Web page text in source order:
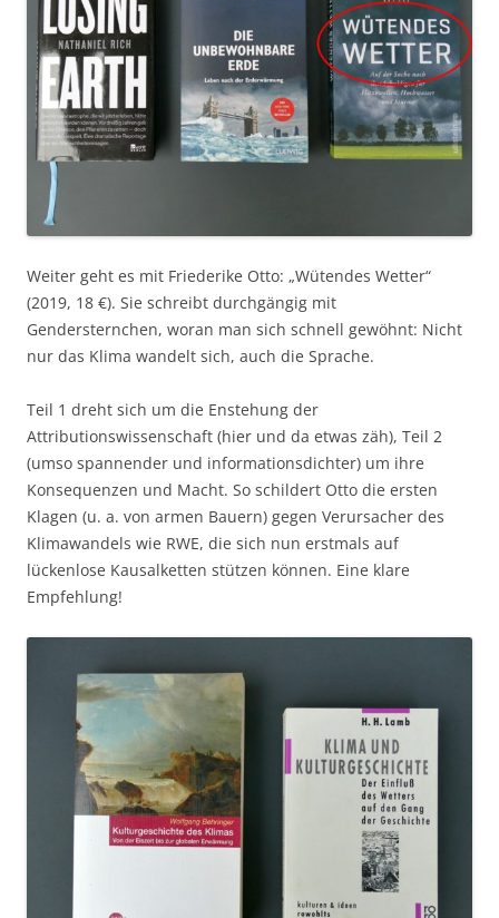
Weiter geht es mit Friederike Otto: „Wütendes Wetter“
(2019, 18 €). Sie schreibt durchgängig mit
Gendersternchen, woran man sich schnell gewöhnt: Nicht
nur das Klima wandelt sich, auch die Sprache.
Teil 1 dreht sich um die Enstehung der
Attributionswissenschaft (hier und da etwas zäh), Teil 2
(umso spannender und informationsdichter) um ihre
Konsequenzen und Macht. So schildert Otto die ersten
Klagen (u. a. von armen Bauern) gegen Verursacher des
Klimawandels wie RWE, die sich nun erstmals auf
lückenlose Kausalketten stützen können. Eine klare
Empfehlung!